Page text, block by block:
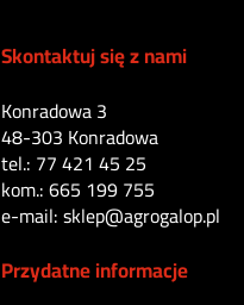
Skontaktuj się z nami
Konradowa 3
48-303 Konradowa
tel.: 77 421 45 25
kom.: 665 199 755
e-mail: sklep@agrogalop.pl
Przydatne informacje